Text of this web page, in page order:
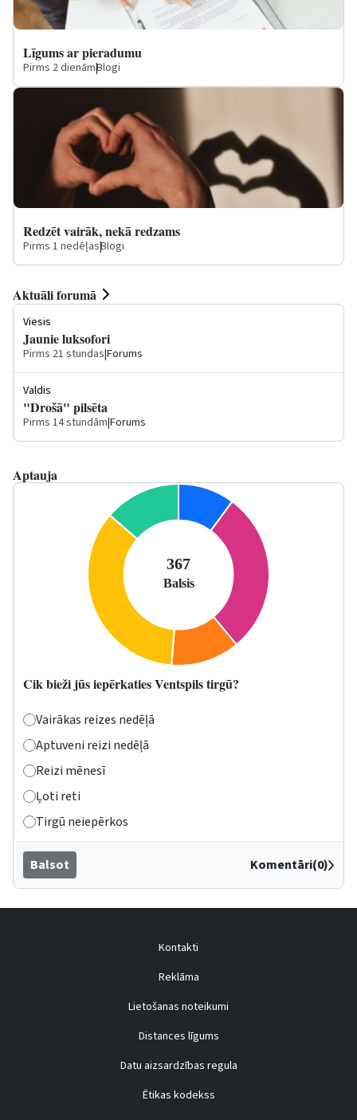
Līgums ar pieradumu
Pirms 2 dienām|Blogi
Redzēt vairāk, nekā redzams
Pirms 1 nedēļas|Blogi
Aktuāli forumā
Viesis
Jaunie luksofori
Pirms 21 stundas|Forums
Valdis
"Drošā" pilsēta
Pirms 14 stundām|Forums
Aptauja
Cik bieži jūs iepērkaties Ventspils tirgū?
Vairākas reizes nedēļā
Aptuveni reizi nedēļā
Reizi mēnesī
Ļoti reti
Tirgū neiepērkos
Balsot Komentāri(0)
Kontakti
Reklāma
Lietošanas noteikumi
Distances līgums
Datu aizsardzības regula
Ētikas kodekss